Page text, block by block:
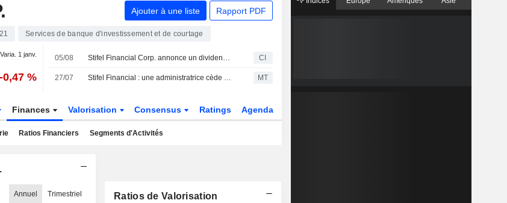
Ajouter à une liste Rapport PDF
Services de banque d'investissement et de courtage
Varia. 1 janv.
-0,47 %
05/08 Stifel Financial Corp. annonce un dividende trimestriel en numéraire, payable le 15 septembre 2026 CI
27/07 Stifel Financial : une administratrice cède pour 372 233 $ d'actions, selon un document de la SEC MT
Finances Valorisation Consensus Ratings Agenda
Ratios Financiers Segments d'Activités
Annuel Trimestriel Ratios de Valorisation